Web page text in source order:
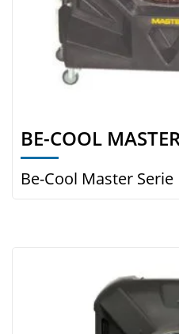
BE-COOL
Be-Cool Master Serie